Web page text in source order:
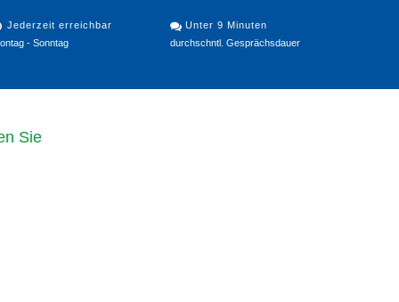
Jederzeit erreichbar
- Sonntag
Unter 9 Minuten
durchschntl. Gesprächsdauer
Sie